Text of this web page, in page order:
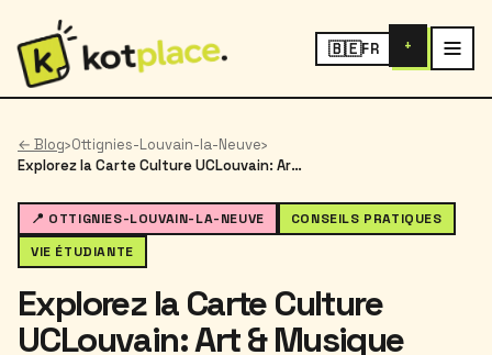
🇧🇪FR +
← Blog›Ottignies-Louvain-la-Neuve›
Explorez la Carte Culture UCLouvain: Art & Musique Gratuits
📍 OTTIGNIES-LOUVAIN-LA-NEUVE
CONSEILS PRATIQUES
VIE ÉTUDIANTE
Explorez la Carte Culture
UCLouvain: Art & Musique